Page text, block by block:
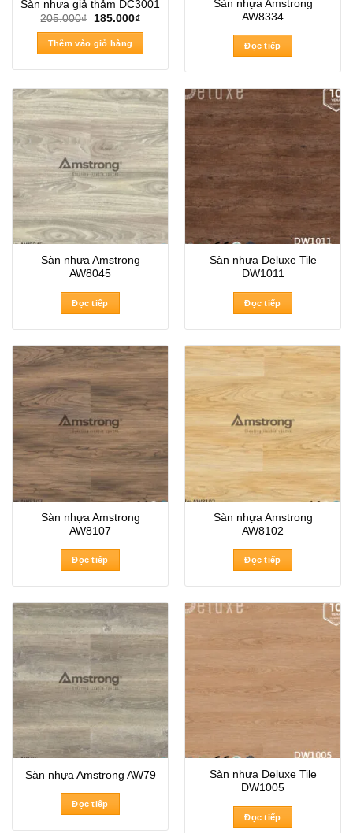
Sàn nhựa giả thảm DC3001
205.000₫
Giá
là:
205.000₫.
185.000₫Giá
Thêm vào giỏ hàng
Sàn nhựa Amstrong
AW8334
Đọc tiếp
Sàn nhựa Amstrong
AW8045
Đọc tiếp
Sàn nhựa Deluxe Tile
DW1011
Đọc tiếp
Sàn nhựa Amstrong
AW8107
Đọc tiếp
Sàn nhựa Amstrong
AW8102
Đọc tiếp
Sàn nhựa Amstrong AW79
Đọc tiếp
Sàn nhựa Deluxe Tile
DW1005
Đọc tiếp